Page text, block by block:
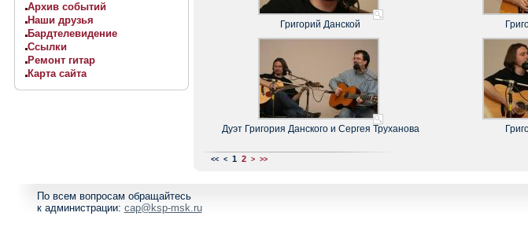
Архив событий
Наши друзья
Бардтелевидение
Ссылки
Ремонт гитар
Карта сайта
Григорий Данской
Дуэт Григория Данского и Сергея Труханова
<< < 1 2 > >>
По всем вопросам обращайтесь
к администрации: cap@ksp-msk.ru